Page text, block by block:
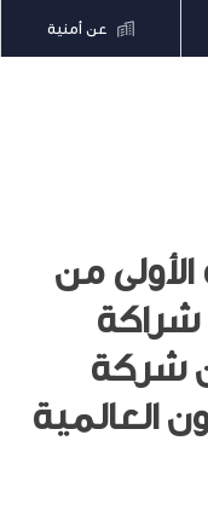
عن أمنية
من
شراكة
شركة
العالمية